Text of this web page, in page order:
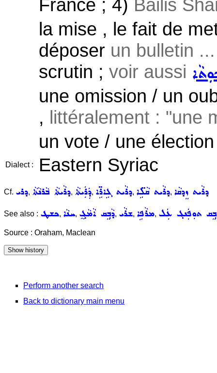
France ; 4) Bailis
la mise , le fait de
déposer un bulletin ...
scrutin ; voir aussi
une omission / un
, littéralement : "une
un vote / une
Dialect : Eastern Syriac
Cf. ܕܪܝ, ܕܪܵܝܬܵܐ ܒܵܪܢܵܬܵܐ, ܕܲܪܲܝܬܵܐ, ܕܪܵܝܬ ܓܹܐܪܹ̈ܐ, ܕܪܵܝܬ ܩܵܠܹ̈ܐ, ܕܪܵܝܬ ܙܸܕܩܵܐ
See also : ܟܫܛ, ܚܢܵܐ, ܕܵܒ݂ܸܩ ܐܵܡܵܓ̰, ܫܪܵܝ, ܡܪܵܦܹܐ, ܬܘܼܦܲܢܓ ܥܲܠ
Source : Oraham, Maclean
Perform another search
Back to dictionary main menu